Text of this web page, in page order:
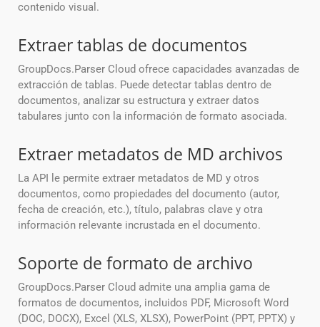
contenido visual.
Extraer tablas de documentos
GroupDocs.Parser Cloud ofrece capacidades avanzadas de
extracción de tablas. Puede detectar tablas dentro de
documentos, analizar su estructura y extraer datos
tabulares junto con la información de formato asociada.
Extraer metadatos de MD archivos
La API le permite extraer metadatos de MD y otros
documentos, como propiedades del documento (autor,
fecha de creación, etc.), título, palabras clave y otra
información relevante incrustada en el documento.
Soporte de formato de archivo
GroupDocs.Parser Cloud admite una amplia gama de
formatos de documentos, incluidos PDF, Microsoft Word
(DOC, DOCX), Excel (XLS, XLSX), PowerPoint (PPT, PPTX) y